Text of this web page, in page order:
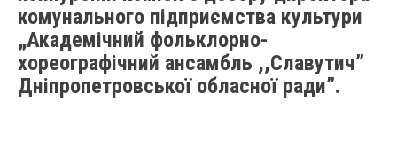
комунального підприємства культури
„Академічний фольклорно-
хореографічний ансамбль ,,Славутич”
Дніпропетровської обласної ради”.